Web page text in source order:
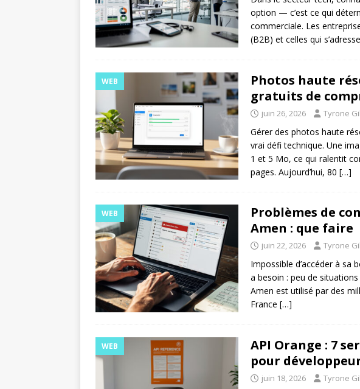
option — c’est ce qui
commerciale. Les
(B2B) et celles qui
WEB
Photos haute
gratuits de
juin 26, 2026 Tyrone
Gérer des photos haute
vrai défi technique. Une
1 et 5 Mo, ce qui ralentit
pages. Aujourd’hui, 80 […]
WEB
Problèmes de
Amen : que faire
juin 22, 2026 Tyrone
Impossible d’accéder à sa
a besoin : peu de
Amen est utilisé par des
France […]
WEB
API Orange : 7
pour
juin 18, 2026 Tyrone